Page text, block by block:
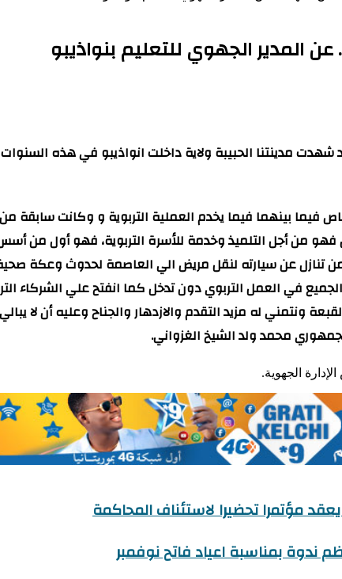
الجهوي للتعليم بنواذيبو
مدينتنا الحبيبة ولاية داخلت انواذيبو في هذه
فيما بينهما فيما يخدم العملية التربوية و وكانت
من أجل التلميذ وخدمة للأسرة التربوية، فهو أول من
تنازل عن سيارته لنقل مريض الي العاصمة لحدوث وعكة
في العمل التربوي دون تدخل كما انفتح علي الشركاء
ونتمني له مزيد التقدم والازدهار والجناح وعليه أن
محمد ولد الشيخ الغزواني.
الجهوية.
مؤتمرا تحضيرا لاستئناف المحاكمة
ندوة بمناسبة اعياد فاتح نوفمبر